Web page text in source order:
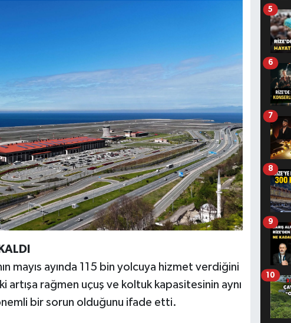
mayıs ayında 115 bin yolcuya hizmet verdiğini
artışa rağmen uçuş ve koltuk kapasitesinin aynı
bir sorun olduğunu ifade etti.
5
6
7
8
9
10